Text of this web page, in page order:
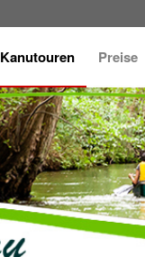
Kanutouren Preise